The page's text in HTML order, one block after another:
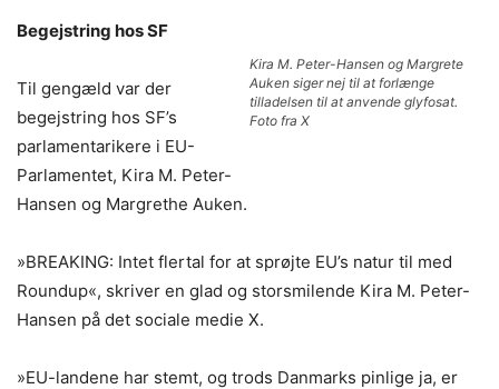
Kira M. Peter-Hansen og Margrete
Auken siger nej til at forlænge
tilladelsen til at anvende glyfosat.
Foto fra X
Begejstring hos SF
Til gengæld var der
begejstring hos SF’s
parlamentarikere i EU-
Parlamentet, Kira M. Peter-
Hansen og Margrethe Auken.
»BREAKING: Intet flertal for at sprøjte EU’s natur til med
Roundup«, skriver en glad og storsmilende Kira M. Peter-
Hansen på det sociale medie X.
»EU-landene har stemt, og trods Danmarks pinlige ja, er